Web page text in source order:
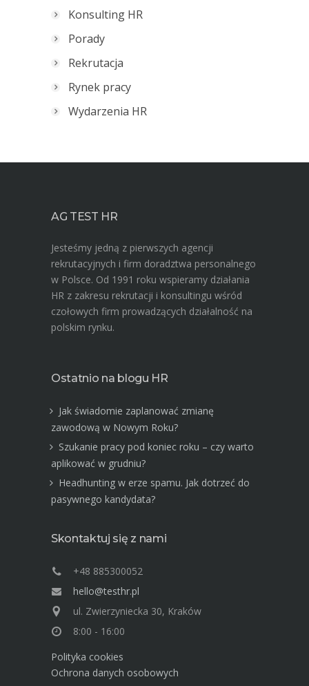
Konsulting HR
Porady
Rekrutacja
Rynek pracy
Wydarzenia HR
AG TEST HR
Jesteśmy jedną z pierwszych agencji
rekrutacyjnych i firm doradztwa personalnego
w Polsce. Od 1991 roku wspieramy działania
HR z zakresu rekrutacji i konsultingu wśród
czołowych firm prowadzących działalność na
polskim rynku.
Ostatnio na blogu HR
Jak świadomie zaplanować zmianę
zawodową w Nowym Roku?
Szukanie pracy pod koniec roku – czy warto
aplikować w grudniu?
Headhunting w erze spamu. Jak dotrzeć do
pasywnego kandydata?
Skontaktuj się z nami
+48 885300052
hello@testhr.pl
ul. Zwierzyniecka 30, Kraków
8:00 - 16:00
Polityka cookies
Ochrona danych osobowych